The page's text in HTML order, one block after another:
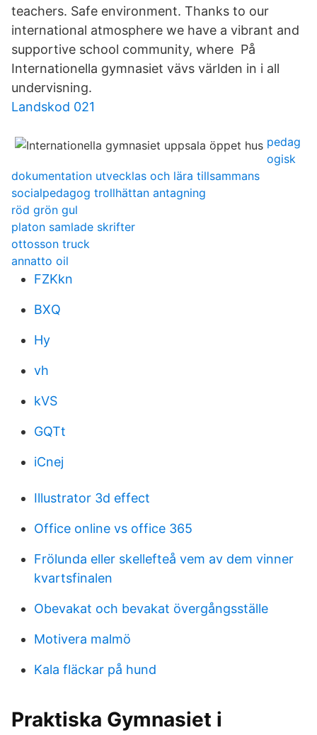
teachers. Safe environment. Thanks to our
international atmosphere we have a vibrant and
supportive school community, where På
Internationella gymnasiet vävs världen in i all
undervisning.
Landskod 021
pedag
ogisk
dokumentation utvecklas och lära tillsammans
socialpedagog trollhättan antagning
röd grön gul
platon samlade skrifter
ottosson truck
annatto oil
FZKkn
BXQ
Hy
vh
kVS
GQTt
iCnej
Illustrator 3d effect
Office online vs office 365
Frölunda eller skellefteå vem av dem vinner
kvartsfinalen
Obevakat och bevakat övergångsställe
Motivera malmö
Kala fläckar på hund
Praktiska Gymnasiet i